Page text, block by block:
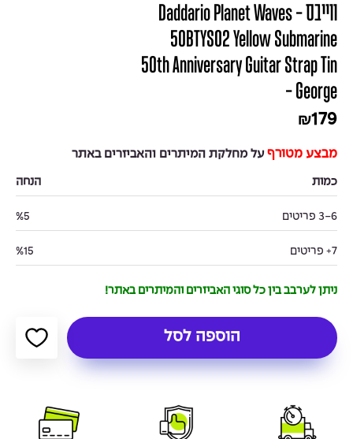
ווייבס - Daddario Planet Waves
50BTYS02 Yellow Submarine
50th Anniversary Guitar Strap Tin
- George
₪179
מבצע מטורף על מחלקת המיתרים והאביזרים באתר
כמות הנחה
3-6 פריטים %5
7+ פריטים %15
ניתן לערבב בין כל סוגי האביזרים והמיתרים באתר!
הוספה לסל